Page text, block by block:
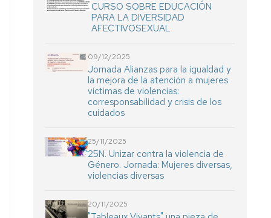
CURSO SOBRE EDUCACIÓN
PARA LA DIVERSIDAD
AFECTIVOSEXUAL
09/12/2025
Jornada Alianzas para la igualdad y
la mejora de la atención a mujeres
víctimas de violencias:
corresponsabilidad y crisis de los
cuidados
25/11/2025
25N. Unizar contra la violencia de
Género. Jornada: Mujeres diversas,
violencias diversas
20/11/2025